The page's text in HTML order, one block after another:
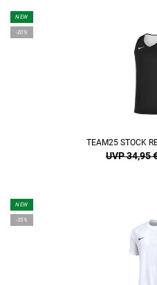
NEW
-20%
TEAM25 STOCK
UVP 34,95
NEW
-35%